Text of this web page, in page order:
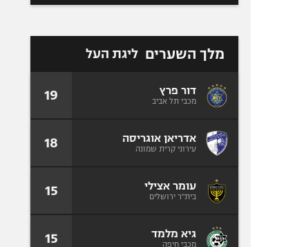
מלך השערים ליגת העל
דור פרץ
מכבי תל אביב 19
אדריאן אוגריסה
עירוני קרית שמונה 18
עומר אצילי
בית"ר ירושלים 15
גיא מלמד
מכבי חיפה 15